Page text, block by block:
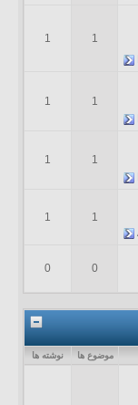
1
1
1
1
1
1
1
1
0
0
موضوع ها نوشته ها